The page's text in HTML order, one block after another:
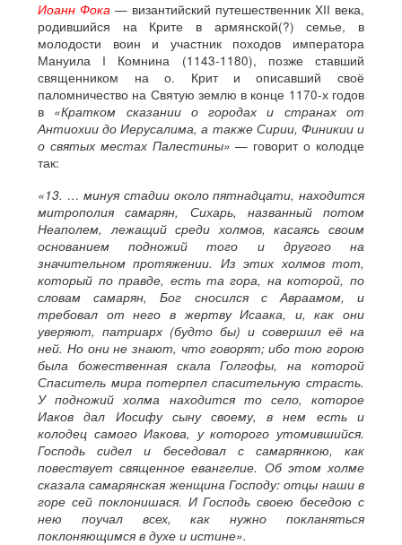
Иоанн Фока — византийский путешественник XII века,
родившийся на Крите в армянской(?) семье, в
молодости воин и участник походов императора
Мануила I Комнина (1143-1180), позже ставший
священником на о. Крит и описавший своё
паломничество на Святую землю в конце 1170-х годов
в «Кратком сказании о городах и странах от
Антиохии до Иерусалима, а также Сирии, Финикии и
о святых местах Палестины» — говорит о колодце
так:
«13. … минуя стадии около пятнадцати, находится
митрополия самарян, Сихарь, названный потом
Неаполем, лежащий среди холмов, касаясь своим
основанием подножий того и другого на
значительном протяжении. Из этих холмов тот,
который по правде, есть та гора, на которой, по
словам самарян, Бог сносился с Авраамом, и
требовал от него в жертву Исаака, и, как они
уверяют, патриарх (будто бы) и совершил её на
ней. Но они не знают, что говорят; ибо тою горою
была божественная скала Голгофы, на которой
Спаситель мира потерпел спасительную страсть.
У подножий холма находится то село, которое
Иаков дал Иосифу сыну своему, в нем есть и
колодец самого Иакова, у которого утомившийся.
Господь сидел и беседовал с самарянкою, как
повествует священное евангелие. Об этом холме
сказала самарянская женщина Господу: отцы наши в
горе сей поклонишася. И Господь своею беседою с
нею поучал всех, как нужно покланяться
поклоняющимся в духе и истине».